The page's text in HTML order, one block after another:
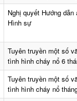
Nghị quyết Hướng
Hình sự
Tuyên truyền một số
tình hình cháy nổ 6
Tuyên truyền một số
tình hình cháy nổ